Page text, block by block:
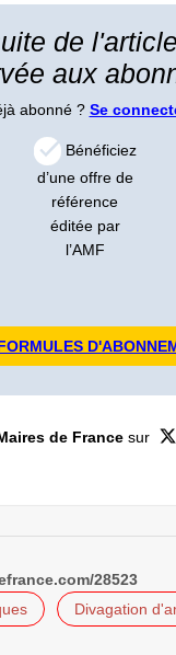
de
aux
abonné ? Se
Bénéficiez
d’une offre de
référence
éditée par
l’AMF
de Francesur
28523
Divagation